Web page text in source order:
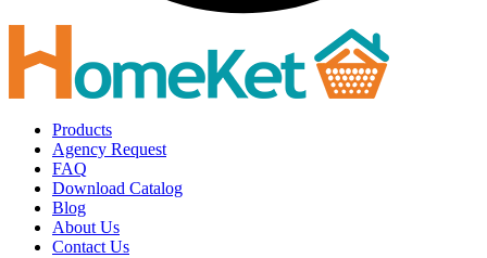
Products
Agency Request
FAQ
Download Catalog
Blog
About Us
Contact Us